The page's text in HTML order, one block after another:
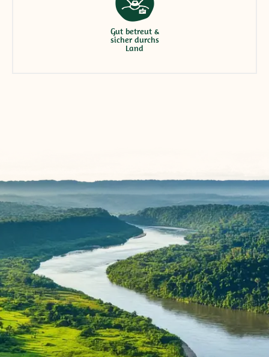
Gut betreut &
sicher durchs
Land